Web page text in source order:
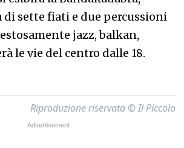
di sette fiati e due percussioni
jazz, balkan,
le vie del centro dalle 18.
Riproduzione riservata © Il Piccolo